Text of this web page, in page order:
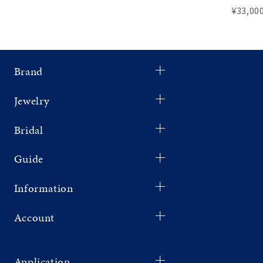
Brand
Jewelry
Bridal
Guide
Information
Account